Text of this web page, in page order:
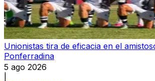
Unionistas tira de eficacia en el
Ponferradina
5 ago 2026